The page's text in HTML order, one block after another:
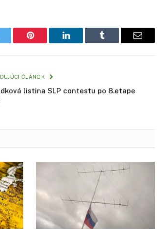
Pinterest LinkedIn Tumblr Email
ČLÁNOK
listina SLP contestu po 8.etape